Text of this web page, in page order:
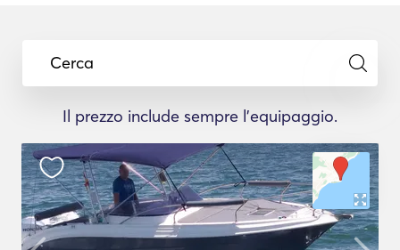
Cerca
Il prezzo include sempre l'equipaggio.